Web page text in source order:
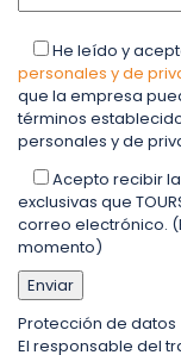
He leído y
personales y de
que la empresa
términos
personales y de
Acepto recibir
exclusivas que
correo electrónico.
momento)
Protección de datos
El responsable del